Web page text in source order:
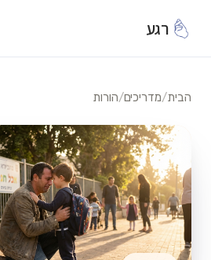
רגע
הבית/מדריכים/הורות